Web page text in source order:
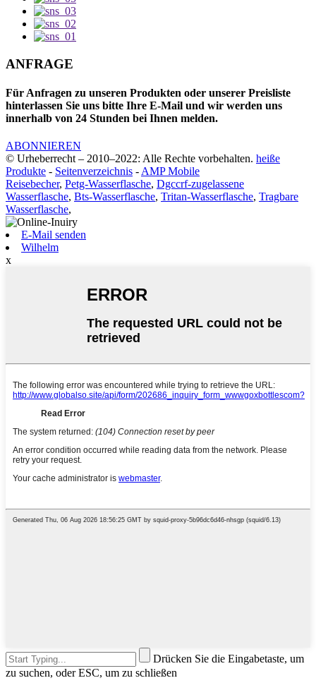
ANFRAGE
Für Anfragen zu unseren Produkten oder unserer Preisliste
hinterlassen Sie uns bitte Ihre E-Mail und wir werden uns
innerhalb von 24 Stunden bei Ihnen melden.
ABONNIEREN
© Urheberrecht – 2010–2022: Alle Rechte vorbehalten. heiße
Produkte - Seitenverzeichnis -AMP Mobile
Reisebecher, Petg-Wasserflasche, Dgccrf-zugelassene
Wasserflasche, Bts-Wasserflasche, Tritan-Wasserflasche, Tragbare
Wasserflasche,
E-Mail senden
Wilhelm
x
Drücken Sie die Eingabetaste, um
zu suchen, oder ESC, um zu schließen